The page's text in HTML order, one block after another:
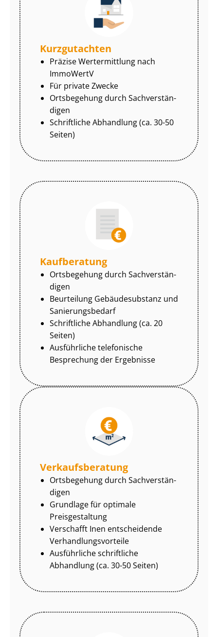
Kurzgutachten
Präzise Wertermittlung nach
ImmoWertV
Für private Zwecke
Ortsbegehung durch Sach­ver­stän­
di­gen
Schriftliche Abhandlung (ca. 30-50
Seiten)
Kaufberatung
Ortsbegehung durch Sach­ver­stän­
di­gen
Beurteilung Gebäudesubstanz und
Sa­nie­rungs­be­darf
Schriftliche Abhandlung (ca. 20
Seiten)
Ausführliche telefonische
Besprechung der Ergebnisse
Ver­kaufs­be­ra­tung
Ortsbegehung durch Sach­ver­stän­
di­gen
Grundlage für optimale
Preisgestaltung
Verschafft Inen entscheidende
Ver­hand­lungs­vor­tei­le
Ausführliche schriftliche
Abhandlung (ca. 30-50 Seiten)